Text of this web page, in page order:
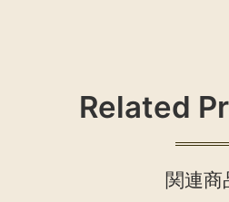
Related
関連商